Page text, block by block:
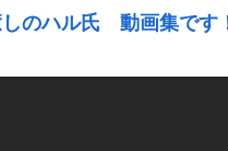
しのハル氏 動画集です